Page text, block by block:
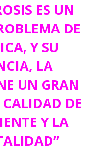
ES UN
DE
Y SU
LA
UN GRAN
DE
Y LA